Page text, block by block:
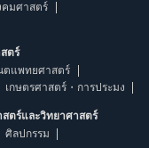
คมศาสตร์
ตร์
ตแพทยศาสตร์
เกษตรศาสตร์・การประมง
ตร์และวิทยาศาสตร์
ศิลปกรรม